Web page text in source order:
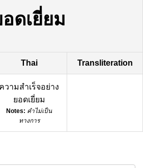
อดเยี่ยม
Thai Transliteration
ความสำเร็จอย่าง
ยอดเยี่ยม
Notes: คำไม่เป็น
ทางการ